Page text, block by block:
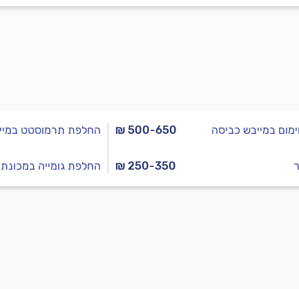
₪ 500-650 במייבש כביסה
₪ 250-350
החלפת תרמוסטט
החלפת גומייה